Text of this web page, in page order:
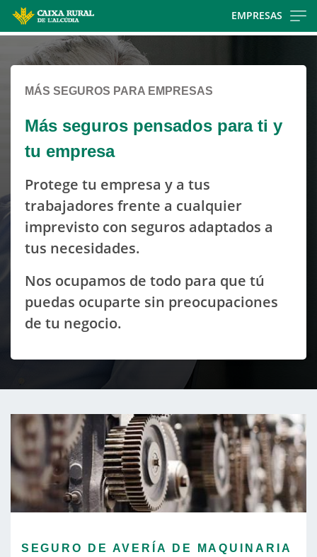
contentt
EMPRESAS
Cargando
contenido,
favor
MÁS SEGUROS PARA EMPRESAS
Más seguros pensados para ti y
tu empresa
Protege tu empresa y a tus
trabajadores frente a cualquier
imprevisto con seguros adaptados a
tus necesidades.
Nos ocupamos de todo para que tú
puedas ocuparte sin preocupaciones
de tu negocio.
SEGURO DE AVERÍA DE MAQUINARIA